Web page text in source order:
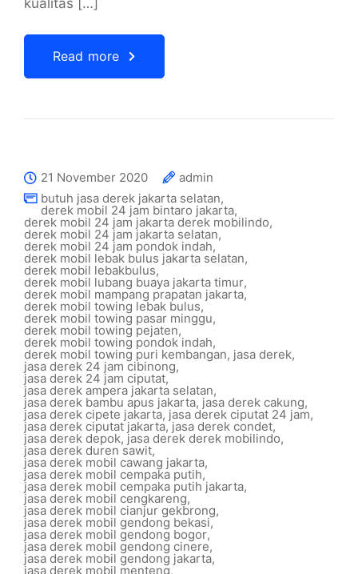
kualitas […]
Read more
21 November 2020
admin
butuh jasa derek jakarta selatan,
derek mobil 24 jam bintaro jakarta,
derek mobil 24 jam jakarta derek mobilindo,
derek mobil 24 jam jakarta selatan,
derek mobil 24 jam pondok indah,
derek mobil lebak bulus jakarta selatan,
derek mobil lebakbulus,
derek mobil lubang buaya jakarta timur,
derek mobil mampang prapatan jakarta,
derek mobil towing lebak bulus,
derek mobil towing pasar minggu,
derek mobil towing pejaten,
derek mobil towing pondok indah,
derek mobil towing puri kembangan, jasa derek,
jasa derek 24 jam cibinong,
jasa derek 24 jam ciputat,
jasa derek ampera jakarta selatan,
jasa derek bambu apus jakarta, jasa derek cakung,
jasa derek cipete jakarta, jasa derek ciputat 24 jam,
jasa derek ciputat jakarta,jasa derek condet,
jasa derek depok,jasa derek derek mobilindo,
jasa derek duren sawit,
jasa derek mobil cawang jakarta,
jasa derek mobil cempaka putih,
jasa derek mobil cempaka putih jakarta,
jasa derek mobil cengkareng,
jasa derek mobil cianjur gekbrong,
jasa derek mobil gendong bekasi,
jasa derek mobil gendong bogor,
jasa derek mobil gendong cinere,
jasa derek mobil gendong jakarta,
jasa derek mobil menteng,